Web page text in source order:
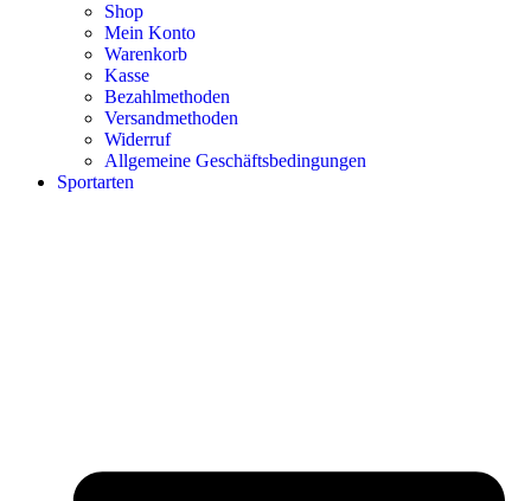
Shop
Mein Konto
Warenkorb
Kasse
Bezahlmethoden
Versandmethoden
Widerruf
Allgemeine Geschäftsbedingungen
Sportarten